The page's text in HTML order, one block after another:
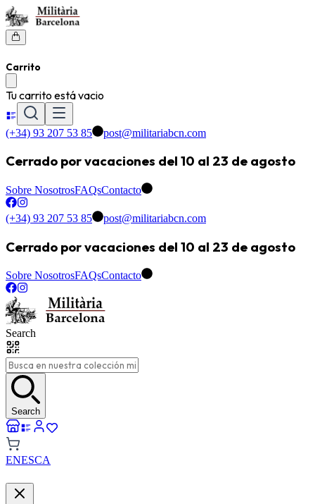
Carrito
Tu carrito está vacio
(+34) 93 207 53 85 post@militariabcn.com
Cerrado por vacaciones del 10 al 23 de agosto
Sobre NosotrosFAQsContacto
(+34) 93 207 53 85 post@militariabcn.com
Cerrado por vacaciones del 10 al 23 de agosto
Sobre NosotrosFAQsContacto
Search
Search
ENESCA